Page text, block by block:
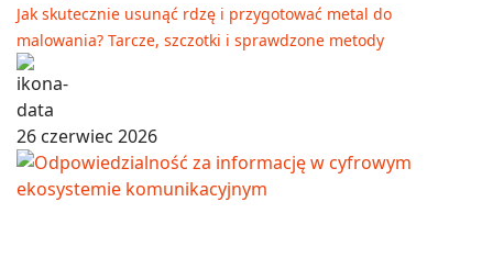
Jak skutecznie usunąć rdzę i przygotować metal do
malowania? Tarcze, szczotki i sprawdzone metody
26 czerwiec 2026